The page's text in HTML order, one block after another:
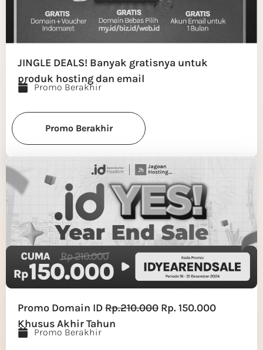
JINGLE DEALS! Banyak gratisnya untuk
produk hosting dan email
Promo Berakhir
Promo Berakhir
Promo Domain IDRp.210.000 Rp. 150.000
Khusus Akhir Tahun
Promo Berakhir